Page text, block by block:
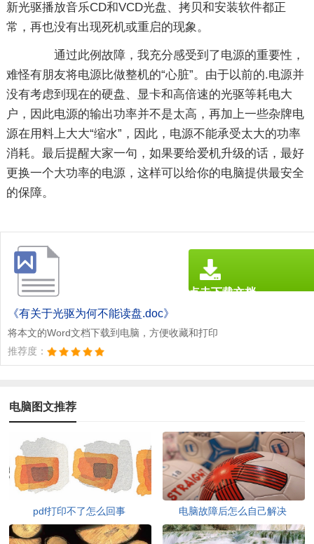
新光驱播放音乐CD和VCD光盘、拷贝和安装软件都正
常，再也没有出现死机或重启的现象。
通过此例故障，我充分感受到了电源的重要性，
难怪有朋友将电源比做整机的“心脏”。由于以前的.电源并
没有考虑到现在的硬盘、显卡和高倍速的光驱等耗电大
户，因此电源的输出功率并不是太高，再加上一些杂牌电
源在用料上大大“缩水”，因此，电源不能承受太大的功率
消耗。最后提醒大家一句，如果要给爱机升级的话，最好
更换一个大功率的电源，这样可以给你的电脑提供最安全
的保障。
《有关于光驱为何不能读盘.doc》
将本文的Word文档下载到电脑，方便收藏和打印
推荐度：
点击下载文档
电脑图文推荐
pdf打印不了怎么回事 电脑故障后怎么自己解决